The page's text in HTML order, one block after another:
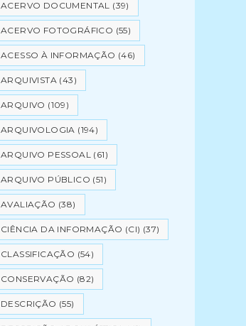
ACERVO DOCUMENTAL (39)
ACERVO FOTOGRÁFICO (55)
ACESSO À INFORMAÇÃO (46)
ARQUIVISTA (43)
ARQUIVO (109)
ARQUIVOLOGIA (194)
ARQUIVO PESSOAL (61)
ARQUIVO PÚBLICO (51)
AVALIAÇÃO (38)
CIÊNCIA DA INFORMAÇÃO (CI) (37)
CLASSIFICAÇÃO (54)
CONSERVAÇÃO (82)
DESCRIÇÃO (55)